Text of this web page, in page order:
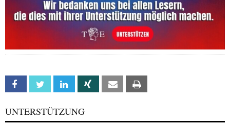
Facebook Twitter Linkedin Xing Email
UNTERSTÜTZUNG